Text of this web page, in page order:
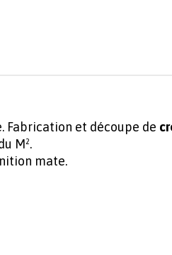
et découpe de
M².
mate.